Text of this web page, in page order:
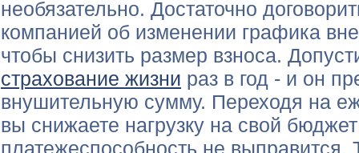
необязательно. Достаточно
компанией об изменении графика
чтобы снизить размер взноса.
страхование жизни раз в год - и он
внушительную сумму. Переходя на
вы снижаете нагрузку на свой
платежеспособность не